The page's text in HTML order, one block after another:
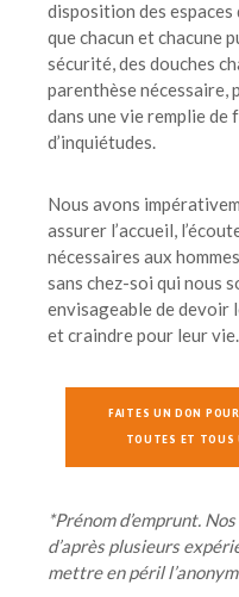
disposition des espaces
que chacun et chacune
sécurité, des douches
parenthèse nécessaire,
dans une vie remplie de
d’inquiétudes.
Nous avons
assurer l’accueil,
nécessaires aux
sans chez-soi qui nous
envisageable de devoir
et craindre pour leur vie.
FAITES UN DON
TOUTES ET TOUS
*Prénom d’emprunt.
d’après plusieurs
mettre en péril